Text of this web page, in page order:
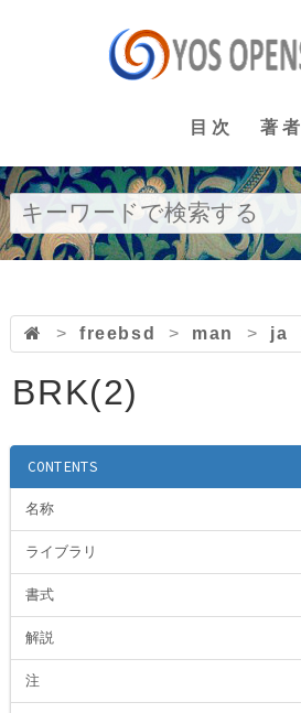
目次 著者
> freebsd > man > ja
BRK(2)
CONTENTS
名称
ライブラリ
書式
解説
注